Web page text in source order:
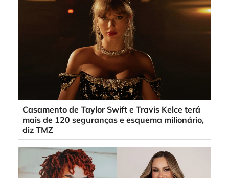
Casamento de Taylor Swift e Travis Kelce terá
mais de 120 seguranças e esquema milionário,
diz TMZ